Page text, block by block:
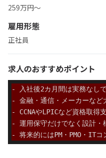
259万円～
雇用形態
正社員
求人のおすすめポイント
- 入社後2カ月間は実務なし
- 金融・通信・メーカーなど
- CCNAやLPICなど資格取得
- 運用保守だけでなく設計・
- 将来的にはPM・PMO・IT